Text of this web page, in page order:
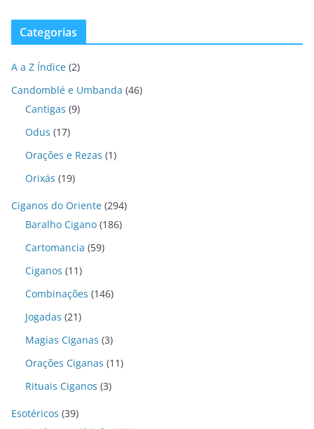
Categorias
A a Z Índice (2)
Candomblé e Umbanda (46)
Cantigas (9)
Odus (17)
Orações e Rezas (1)
Orixás (19)
Ciganos do Oriente (294)
Baralho Cigano (186)
Cartomancia (59)
Ciganos (11)
Combinações (146)
Jogadas (21)
Magias Ciganas (3)
Orações Ciganas (11)
Rituais Ciganos (3)
Esotéricos (39)